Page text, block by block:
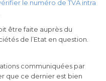
le numéro de TVA intra
être faite auprès du
de l’Etat en question.
communiquées par
que ce dernier est bien